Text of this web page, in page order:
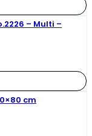
– Multi –
cm